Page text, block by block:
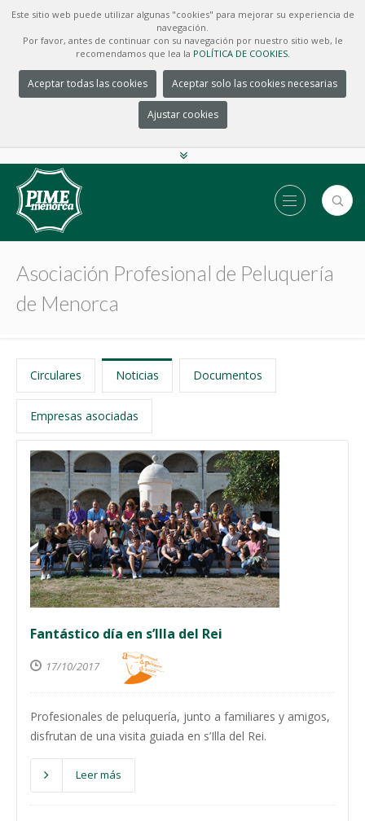
Este sitio web puede utilizar algunas "cookies" para mejorar su experiencia de
navegación.
Por favor, antes de continuar con su navegación por nuestro sitio web, le
recomendamos que lea la POLÍTICA DE COOKIES.
Aceptar todas las cookies Aceptar solo las cookies necesarias
Ajustar cookies
Asociación Profesional de Peluquería
de Menorca
Circulares Noticias Documentos
Empresas asociadas
Fantástico día en s’Illa del Rei
17/10/2017
Profesionales de peluquería, junto a familiares y amigos,
disfrutan de una visita guiada en s’Illa del Rei.
Leer más